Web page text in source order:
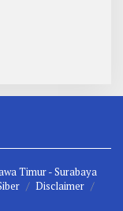
Timur -Surabaya
Disclaimer